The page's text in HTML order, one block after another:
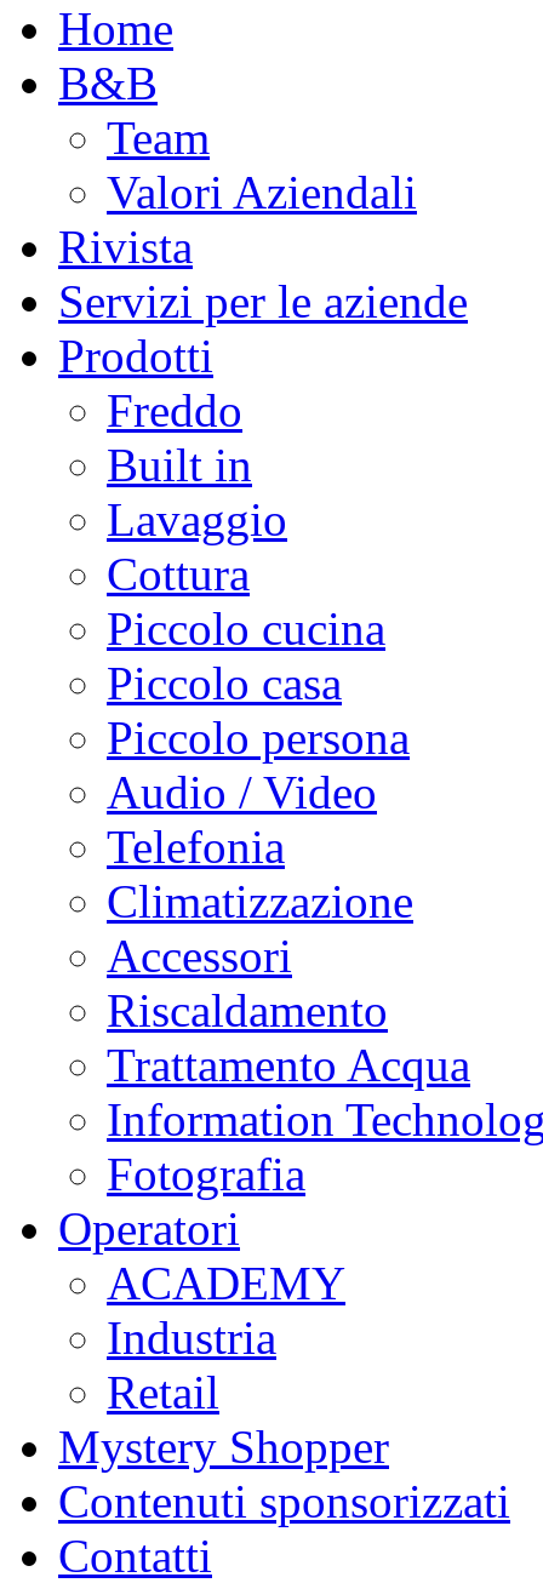
Home
B&B
Team
Valori Aziendali
Rivista
Servizi per le aziende
Prodotti
Freddo
Built in
Lavaggio
Cottura
Piccolo cucina
Piccolo casa
Piccolo persona
Audio / Video
Telefonia
Climatizzazione
Accessori
Riscaldamento
Trattamento Acqua
Information
Fotografia
Operatori
ACADEMY
Industria
Retail
Mystery Shopper
Contenuti sponsorizzati
Contatti